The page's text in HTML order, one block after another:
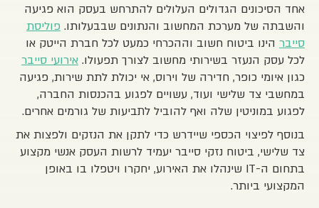
אחד הסיכונים הגדולים העלולים להתרחש בעסק הוא פגיעה
והשבתה של מערכת המחשוב והנתונים שבבעלותו. פוליסת
סייבר הינו ביטוח חשוב וההכרחי כמעט לכל חברת הייטק או
לכל עסק הנעזר בשירותי מחשוב לצורך תפעולו. אירועי סייבר
כגון איומי כופר, חדירה של וירוס, אי יכולת לתת שירות, פגיעה
במחשבי צד שלישי ועוד, עשויים לפגוע בהכנסות החברה,
לפגוע במוניטין שלה ואף להוביל לתביעות של גורמים אחרים.
בנוסף לפיצוי הכספי שיידרש כדי לתקן את הנזקים ולפצות את
צד שלישי, ביטוח נזקי סייבר יעמיד לרשות העסק אנשי מקצוע
בתחום ה-IT שינהלו את האירוע, יחקרו ויטפלו בו באופן
המקצועי ביותר.